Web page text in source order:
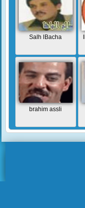
Salh lBacha
brahim assli